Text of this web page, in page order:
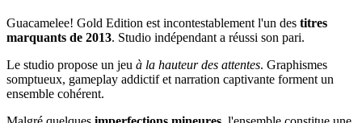
Guacamelee! Gold Edition est incontestablement l'un des titres
marquants de 2013. Studio indépendant a réussi son pari.
Le studio propose un jeu à la hauteur des attentes. Graphismes
somptueux, gameplay addictif et narration captivante forment un
ensemble cohérent.